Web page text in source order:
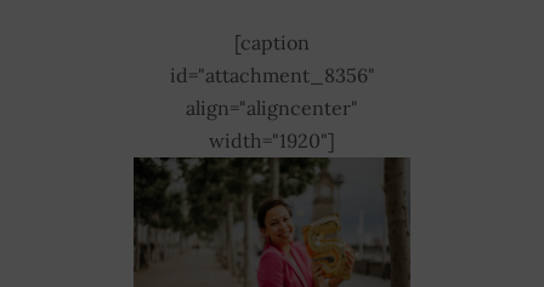
[caption
id="attachment_8356"
align="aligncenter"
width="1920"]